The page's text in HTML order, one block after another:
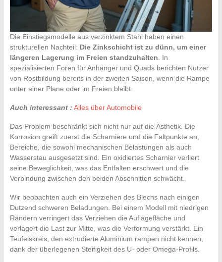
Die Einstiegsmodelle aus verzinktem Stahl haben einen
strukturellen Nachteil: Die Zinkschicht ist zu dünn, um einer
längeren Lagerung im Freien standzuhalten . In
spezialisierten Foren für Anhänger und Quads berichten Nutzer
von Rostbildung bereits in der zweiten Saison, wenn die Rampe
unter einer Plane oder im Freien bleibt.
Auch interessant : Alles über Automobile
Das Problem beschränkt sich nicht nur auf die Ästhetik. Die
Korrosion greift zuerst die Scharniere und die Faltpunkte an,
Bereiche, die sowohl mechanischen Belastungen als auch
Wasserstau ausgesetzt sind. Ein oxidiertes Scharnier verliert
seine Beweglichkeit, was das Entfalten erschwert und die
Verbindung zwischen den beiden Abschnitten schwächt.
Wir beobachten auch ein Verziehen des Blechs nach einigen
Dutzend schweren Beladungen. Bei einem Modell mit niedrigen
Rändern verringert das Verziehen die Auflagefläche und
verlagert die Last zur Mitte, was die Verformung verstärkt. Ein
Teufelskreis, den extrudierte Aluminium rampen nicht kennen,
dank der überlegenen Steifigkeit des U- oder Omega-Profils.